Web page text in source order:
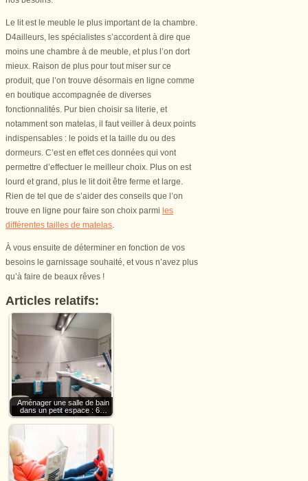
Le lit est le meuble le plus important de la chambre.
D4ailleurs, les spécialistes s’accordent à dire que
moins une chambre à de meuble, et plus l’on dort
mieux. Raison de plus pour tout miser sur ce
produit, que l’on trouve désormais en ligne comme
en boutique accompagnée de diverses
fonctionnalités. Pur bien choisir sa literie, et
notamment son matelas, il faut veiller à deux points
indispensables : le poids et la taille du ou des
dormeurs. C’est en effet ces données qui vont
permettre d’effectuer le meilleur choix. Plus on est
lourd et grand, plus le lit doit être ferme et large.
Rien de tel que de s’aider des conseils que l’on
trouve en ligne pour faire son choix parmi les
différentes tailles de matelas
À vous ensuite de déterminer en fonction de vos
besoins le garnissage souhaité, et vous n’avez plus
qu’à faire de beaux rêves !
Articles relatifs:
Aménager une salle de bain
dans un petit espace : 6…